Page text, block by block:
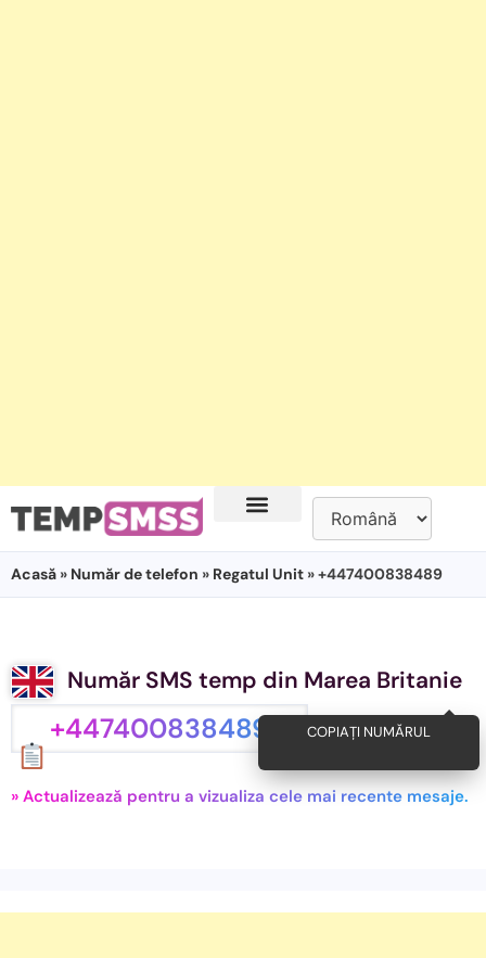
Acasă » Număr de telefon » Regatul Unit » +447400838489
Număr SMS temp din Marea Britanie
+447400838489 COPIAȚI NUMĂRUL
» Actualizează pentru a vizualiza cele mai recente mesaje.